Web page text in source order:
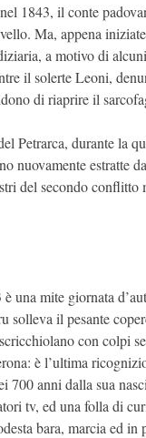
1843, il conte
Ma, appena
a motivo di
il solerte Leoni,
di riaprire il
Petrarca, durante la
nuovamente estratte
del secondo conflitto
una mite giornata
solleva il pesante
con colpi
è l’ultima
700 anni dalla sua
tv, ed una folla di
bara, marcia ed in